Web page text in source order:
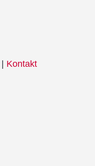
| Kontakt